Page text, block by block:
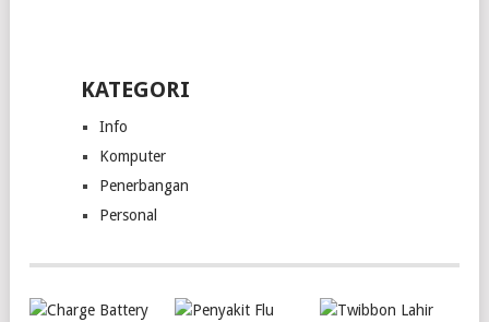
KATEGORI
Info
Komputer
Penerbangan
Personal